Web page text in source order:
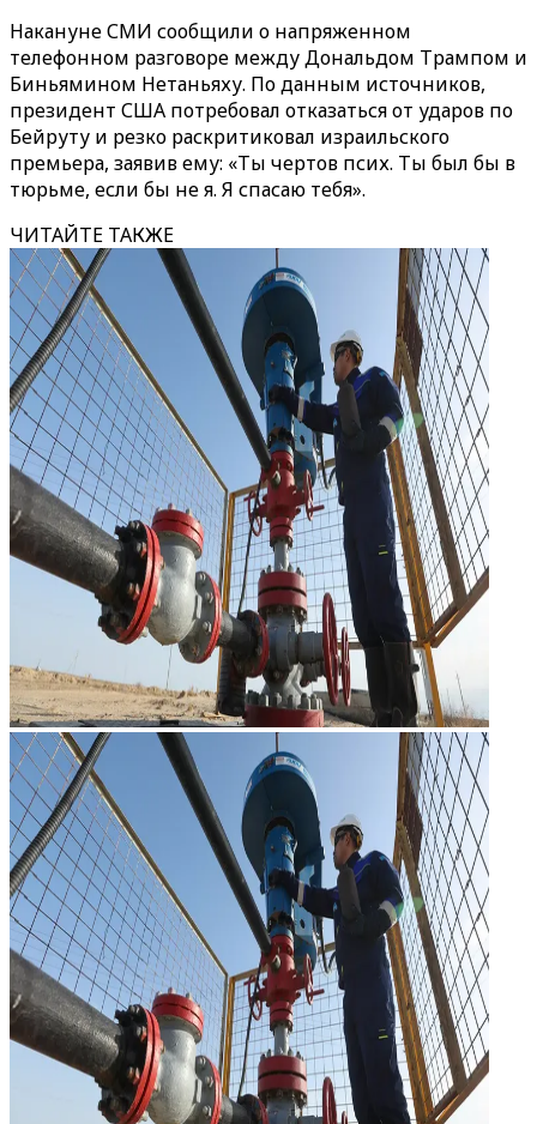
Накануне СМИ сообщили о напряженном
телефонном разговоре между Дональдом Трампом и
Биньямином Нетаньяху. По данным источников,
президент США потребовал отказаться от ударов по
Бейруту и резко раскритиковал израильского
премьера, заявив ему: «Ты чертов псих. Ты был бы в
тюрьме, если бы не я. Я спасаю тебя».
ЧИТАЙТЕ ТАКЖЕ